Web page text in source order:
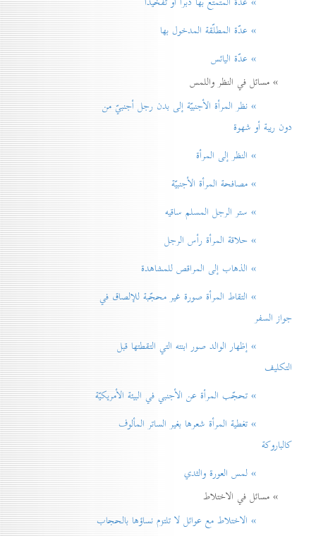
» عدّة المطلّقة المدخول بها
» عدّة اليائس
» مسائل في النظر واللمس
» نظر المرأة الأجنبيّة إلی بدن رجل أجنبيّ من
دون ريبة أو شهوة
» النظر إلی المرأة
» مصافحة المرأة الأجنبيّة
» ستر الرجل المسلم ساقيه
» حلاقة المرأة رأس الرجل
» الذهاب إلی المراقص للمشاهدة
» التقاط المرأة صورة غير محجّبة للإلصاق في
جواز السفر
» إظهار الوالد صور ابنته التي التقطتها قبل
التكليف
» تحجّب المرأة عن الأجنبي في البيئة الأمريكيّة
» تغطية المرأة شعرها بغير الساتر المألوف
كالباروكة
» لمس العورة والثدي
» مسائل في الاختلاط
» الاختلاط مع عوائل لا تلتزم نساؤها بالحجاب